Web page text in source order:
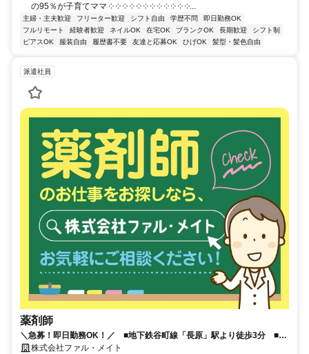
の95％が子育てママ ༶ ༶ ༶ ༶ ༶ ༶ ༶ ༶ ༶ ༶ ༶ ༶...
主婦・主夫歓迎 フリーター歓迎 シフト自由 学歴不問
即日勤務OK
フルリモート
経験者歓迎 ネイルOK 在宅OK ブランクOK 長期歓迎
シフト制
ピアスOK
服装自由 履歴書不要 友達と応募OK ひげOK 髪型・髪色自由
派遣社員
薬剤師
＼急募！即日勤務OK！／ ■地下鉄谷町線「長原」駅より徒歩3分 ■派
遣 ■時給3000円 ■週4～5日 ■即日～
株式会社ファル・メイト